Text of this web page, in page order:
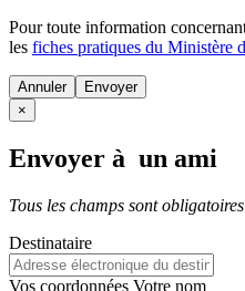
Pour toute information
les fiches pratiques du Ministère
Annuler
×
Envoyer à un ami
Tous les champs sont obligatoires
Destinataire
Vos coordonnées Votre nom